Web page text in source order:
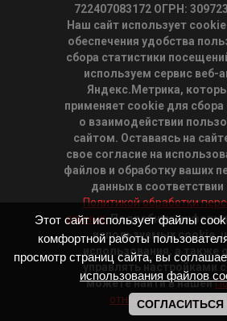
722407083172 ОГРН:
Наш сайт использует
обеспечения удобства
сбора статистики
используем сервис веб-
Яндекс.Метрика,
применяет cookie для
о взаимодействии
сайтом. Оставаясь на
свое согласие на
файлов и обработку ваших
данных в соответствии
Политикой обработки
данных.Подробную
используемых cookie,
использования, а также
управлять настройками
можете найти в нашей
отношении файлов
Этот сайт использует файлы
комфортной работы
просмотр страниц сайта, вы
использования файлов
СОГЛАСИТЬСЯ